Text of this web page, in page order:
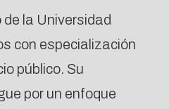
la Universidad
con especialización
público. Su
por un enfoque